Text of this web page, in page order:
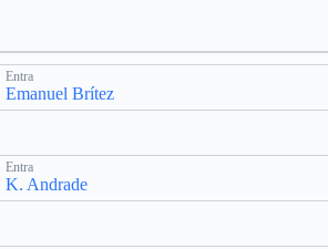
Entra
Emanuel Brítez
Entra
K. Andrade